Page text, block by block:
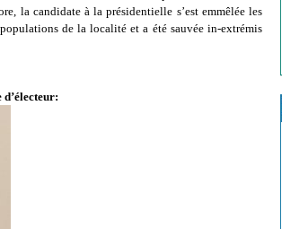
la candidate à la présidentielle s’est emmêlée les
de la localité et a été sauvée in-extrémis
d’électeur: